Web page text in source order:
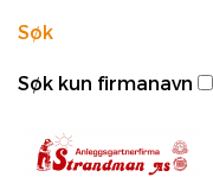
Søk
Søk kun firmanavn